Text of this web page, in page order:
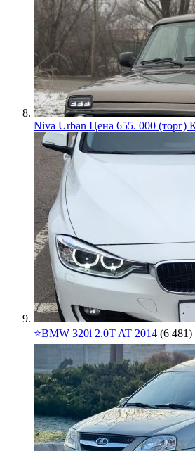
Niva Urban Цена 655. 000 (торг)
⭐️BMW 320i 2.0T AT 2014 (6 481)